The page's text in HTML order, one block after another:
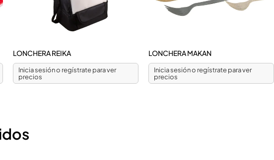
LONCHERA REIKA
Inicia sesión o regístrate para ver
precios
LONCHERA MAKAN
Inicia sesión o regístrate para ver
precios